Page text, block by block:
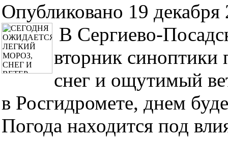
Опубликовано 19 декабря
В Сергиево-
вторник синоптики
снег и ощутимый
в Росгидромете, днем
Погода находится под